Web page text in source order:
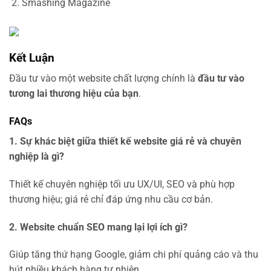
Smashing Magazine
Kết Luận
Đầu tư vào một website chất lượng chính là đầu tư vào
tương lai thương hiệu của bạn.
FAQs
1. Sự khác biệt giữa thiết kế website giá rẻ và chuyên
nghiệp là gì?
Thiết kế chuyên nghiệp tối ưu UX/UI, SEO và phù hợp
thương hiệu; giá rẻ chỉ đáp ứng nhu cầu cơ bản.
2. Website chuẩn SEO mang lại lợi ích gì?
Giúp tăng thứ hạng Google, giảm chi phí quảng cáo và thu